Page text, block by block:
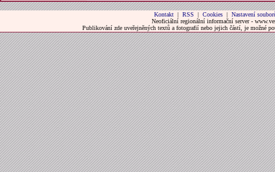
Kontakt| RSS | Cookies| Nastavení
Neoficiální regionální informační server -
Publikování zde uveřejněných textů a fotografií nebo jejich částí, je možné